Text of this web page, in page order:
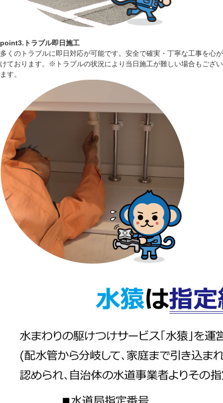
point3.トラブル即日施工
多くのトラブルに即日対応が可能です。安全で確実・丁寧な工事を心が
けております。※トラブルの状況により当日施工が難しい場合もござい
ます。